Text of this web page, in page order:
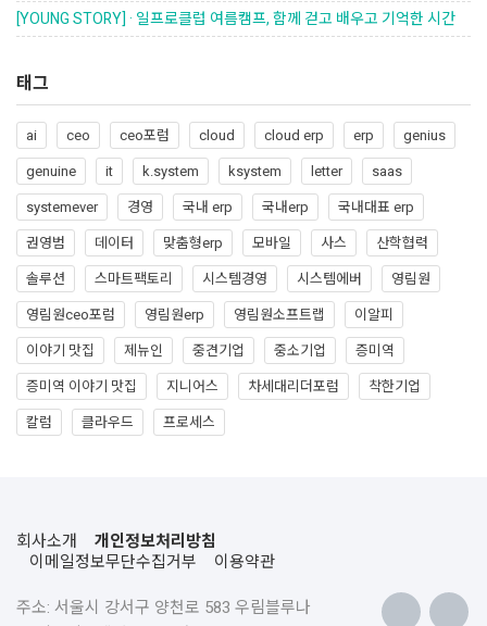
[YOUNG STORY] · 일프로클럽 여름캠프, 함께 걷고 배우고 기억한 시간
태그
ai ceo ceo포럼 cloud cloud erp erp
genius
genuine
it k.system ksystem letter
saas
systemever
경영 국내 erp 국내erp
국내대표 erp
권영범
데이터 맞춤형erp 모바일 사스
산학협력
솔루션
스마트팩토리 시스템경영 시스템에버
영림원
영림원ceo포럼
영림원erp 영림원소프트랩
이알피
이야기 맛집
제뉴인 중견기업 중소기업
증미역
증미역 이야기 맛집
지니어스 차세대리더포럼
착한기업
칼럼
클라우드 프로세스
회사소개
개인정보처리방침
이메일정보무단수집거부
이용약관
주소: 서울시 강서구 양천로 583 우림블루나